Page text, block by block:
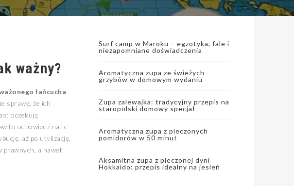
ważny?
łańcucha
sprawę, że ich
oczekują
to odpowiedź na te
aż po utylizację.
prawnych, a nawet
Surf camp w Maroku – egzotyka, fale i
niezapomniane doświadczenia
Aromatyczna zupa ze świeżych
grzybów w domowym wydaniu
Zupa zalewajka: tradycyjny przepis na
staropolski domowy specjał
Aromatyczna zupa z pieczonych
pomidorów w 50 minut
Aksamitna zupa z pieczonej dyni
Hokkaido: przepis idealny na jesień